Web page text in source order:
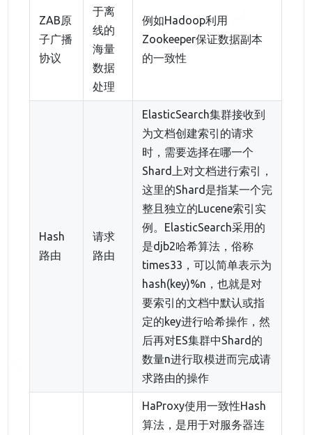
ZAB原
子广播
协议
于离
线的
海量
数据
处理
例如Hadoop利用
Zookeeper保证数据副本
的一致性
Hash
路由
请求
路由
ElasticSearch集群接收到
为文档创建索引的请求
时，需要选择在哪一个
Shard上对文档进行索引，
这里的Shard是指某一个完
整且独立的Lucene索引实
例。ElasticSearch采用的
是djb2哈希算法，俗称
times33，可以简单表示为
hash(key)%n，也就是对
要索引的文档中默认或指
定的key进行哈希操作，然
后再对ES集群中Shard的
数量n进行取模进而完成请
求路由的操作
HaProxy使用一致性Hash
算法，是用于对服务器连